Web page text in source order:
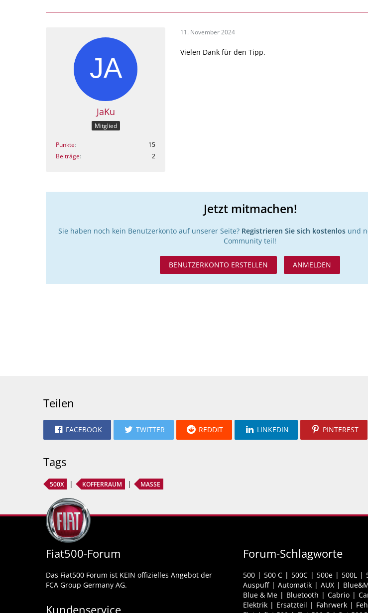
JaKu
Mitglied
Punkte
15
Beiträge
2
11. November 2024
Vielen Dank für den Tipp.
Jetzt mitmachen!
Sie haben noch kein Benutzerkonto auf unserer Seite? Registrieren Sie sich kostenlos und
Community teil!
BENUTZERKONTO ERSTELLEN ANMELDEN
Teilen
FACEBOOK TWITTER REDDIT LINKEDIN PINTEREST
Tags
500X KOFFERRAUM MASSE
Fiat500-Forum
Das Fiat500 Forum ist KEIN offizielles Angebot der
FCA Group Germany AG.
Kundenservice
Forum-Schlagworte
500 500 C 500C 500e 500L
Auspuff
Automatik AUX
Blue & Me
Bluetooth Cabrio
Elektrik
Ersatzteil Fahrwerk